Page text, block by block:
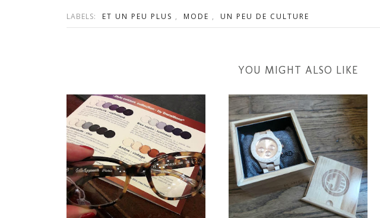
LABELS: ET UN PEU PLUS , MODE , UN PEU DE CULTURE
YOU MIGHT ALSO LIKE